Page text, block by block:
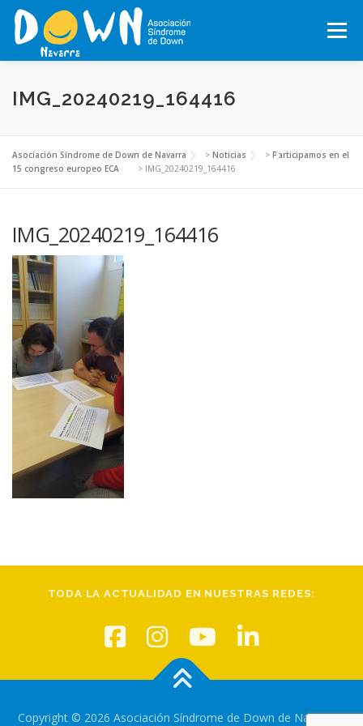
Saltar
contenido
Menú
INICIO CONÓCENOS SÍNDROME DE DOWN
QUÉ HACEMOS MOTXILA21 VOLUNTARIADO
TEJIENDO REDES, RED NAVARRA DE EMPRESAS INCLUSIVAS
COLABORA
IMG_20240219_164416
Asociación Síndrome de Down de Navarra > Noticias > Participamos en el
15 congreso europeo ECA
> IMG_20240219_164416
IMG_20240219_164416
TODA LA ACTUALIDAD EN NUESTRAS REDES:
Copyright © 2026 Asociación Síndrome de Down de Navarra–